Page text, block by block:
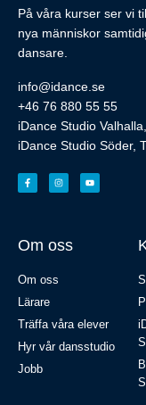
På våra kurser ser vi
nya människor
dansare.
info@idance.se
+46 76 880 55 55
iDance Studio
iDance Studio Söder,
Om oss
Om oss
Lärare
Träffa våra elever
Hyr vår dansstudio
Jobb